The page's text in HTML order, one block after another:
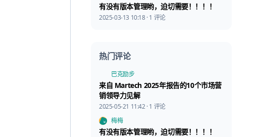
有没有版本管理哟，迫切需要！！！！
2025-03-13 10:18 · 1 评论
热门评论
巴克励步
来自 Martech 2025年报告的10个市场营
销领导力见解
2025-05-21 11:42 · 1 评论
梅梅
有没有版本管理哟，迫切需要！！！！